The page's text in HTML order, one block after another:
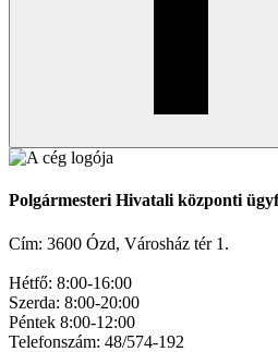
Polgármesteri Hivatali központi
Cím: 3600 Ózd, Városház tér 1.
Hétfő: 8:00-16:00
Szerda: 8:00-20:00
Péntek 8:00-12:00
Telefonszám: 48/574-192